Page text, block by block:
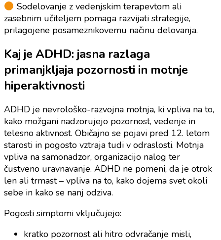
Sodelovanje z vedenjskim terapevtom ali
zasebnim učiteljem pomaga razvijati strategije,
prilagojene posameznikovemu načinu delovanja.
Kaj je ADHD: jasna razlaga
primanjkljaja pozornosti in motnje
hiperaktivnosti
ADHD je nevrološko-razvojna motnja, ki vpliva na to,
kako možgani nadzorujejo pozornost, vedenje in
telesno aktivnost. Običajno se pojavi pred 12. letom
starosti in pogosto vztraja tudi v odraslosti. Motnja
vpliva na samonadzor, organizacijo nalog ter
čustveno uravnavanje. ADHD ne pomeni, da je otrok
len ali trmast – vpliva na to, kako dojema svet okoli
sebe in kako se nanj odziva.
Pogosti simptomi vključujejo:
kratko pozornost ali hitro odvračanje misli,